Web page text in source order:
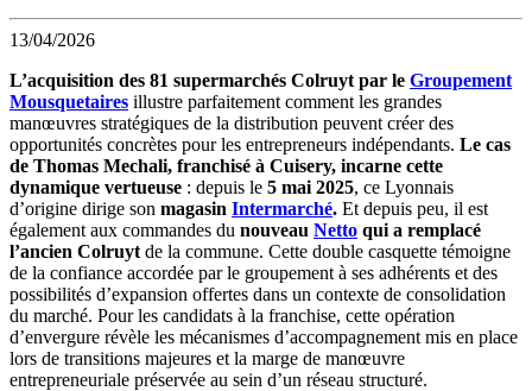
13/04/2026
L’acquisition des 81 supermarchés Colruyt par le Groupement
Mousquetaires illustre parfaitement comment les grandes
manœuvres stratégiques de la distribution peuvent créer des
opportunités concrètes pour les entrepreneurs indépendants. Le cas
de Thomas Mechali, franchisé à Cuisery, incarne cette
dynamique vertueuse : depuis le 5 mai 2025, ce Lyonnais
d’origine dirige son magasin Intermarché. Et depuis peu, il est
également aux commandes du nouveau Netto qui a remplacé
l’ancien Colruyt de la commune. Cette double casquette témoigne
de la confiance accordée par le groupement à ses adhérents et des
possibilités d’expansion offertes dans un contexte de consolidation
du marché. Pour les candidats à la franchise, cette opération
d’envergure révèle les mécanismes d’accompagnement mis en place
lors de transitions majeures et la marge de manœuvre
entrepreneuriale préservée au sein d’un réseau structuré.